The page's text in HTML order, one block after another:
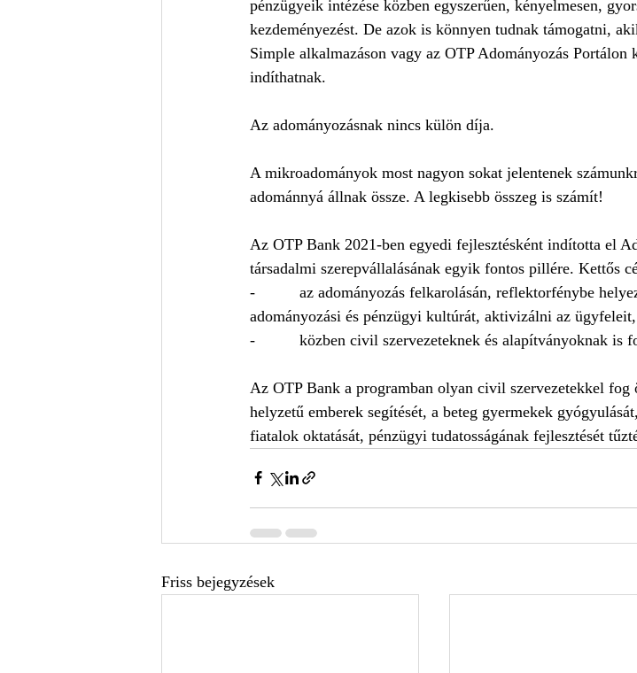
pénzügyeik intézése közben egyszerűen, kényelmesen,
kezdeményezést. De azok is könnyen tudnak támogatni,
Simple alkalmazáson vagy az OTP Adományozás Portálon
indíthatnak.
Az adományozásnak nincs külön díja.
A mikroadományok most nagyon sokat jelentenek
adománnyá állnak össze. A legkisebb összeg is számít!
Az OTP Bank 2021-ben egyedi fejlesztésként indította el
társadalmi szerepvállalásának egyik fontos pillére. Kettős
-          az adományozás felkarolásán, reflektorfénybe
adományozási és pénzügyi kultúrát, aktivizálni az ügyfeleit,
-          közben civil szervezeteknek és alapítványoknak
Az OTP Bank a programban olyan civil szervezetekkel fog
helyzetű emberek segítését, a beteg gyermekek
fiatalok oktatását, pénzügyi tudatosságának fejlesztését
Friss bejegyzések